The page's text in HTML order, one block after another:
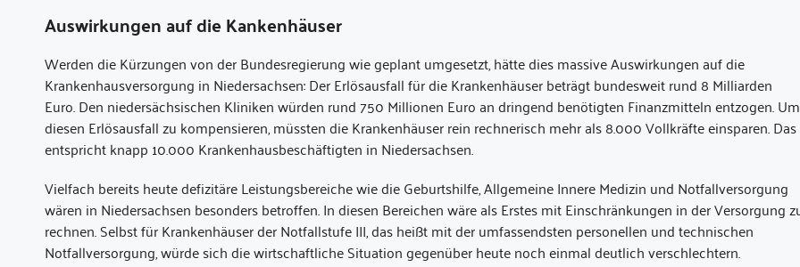
Auswirkungen auf die Kankenhäuser
Werden die Kürzungen von der Bundesregierung wie geplant umgesetzt, hätte dies massive Auswirkungen auf die
Krankenhausversorgung in Niedersachsen: Der Erlösausfall für die Krankenhäuser beträgt bundesweit rund 8 Milliarden
Euro. Den niedersächsischen Kliniken würden rund 750 Millionen Euro an dringend benötigten Finanzmitteln entzogen. Um
diesen Erlösausfall zu kompensieren, müssten die Krankenhäuser rein rechnerisch mehr als 8.000 Vollkräfte einsparen. Das
entspricht knapp 10.000 Krankenhausbeschäftigten in Niedersachsen.
Vielfach bereits heute defizitäre Leistungsbereiche wie die Geburtshilfe, Allgemeine Innere Medizin und Notfallversorgung
wären in Niedersachsen besonders betroffen. In diesen Bereichen wäre als Erstes mit Einschränkungen in der Versorgung
rechnen. Selbst für Krankenhäuser der Notfallstufe III, das heißt mit der umfassendsten personellen und technischen
Notfallversorgung, würde sich die wirtschaftliche Situation gegenüber heute noch einmal deutlich verschlechtern.